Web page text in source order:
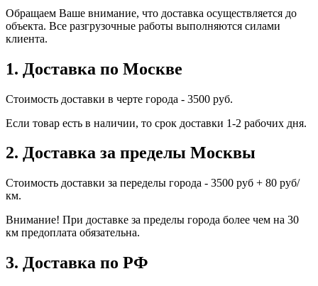
Обращаем Ваше внимание, что доставка осуществляется до
объекта. Все разгрузочные работы выполняются силами
клиента.
1. Доставка по Москве
Стоимость доставки в черте города - 3500 руб.
Если товар есть в наличии, то срок доставки 1-2 рабочих дня.
2. Доставка за пределы Москвы
Стоимость доставки за переделы города - 3500 руб + 80 руб/
км.
Внимание! При доставке за пределы города более чем на 30
км предоплата обязательна.
3. Доставка по РФ